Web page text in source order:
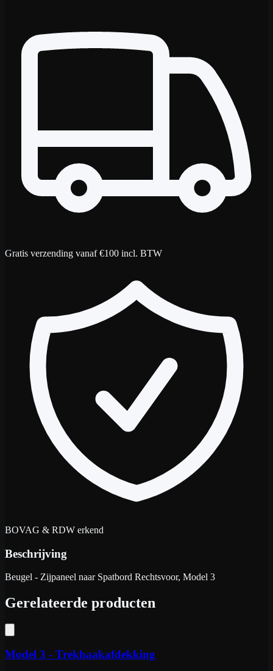
Gratis verzending vanaf €100 incl. BTW
BOVAG & RDW erkend
Beschrijving
Beugel - Zijpaneel naar Spatbord Rechtsvoor, Model 3
Gerelateerde producten
Model 3 - Trekhaakafdekking